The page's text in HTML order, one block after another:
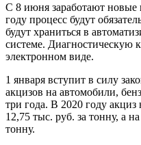
С 8 июня заработают новые
году процесс будут
будут храниться в
системе. Диагностическую
электронном виде.
1 января вступит в силу
акцизов на автомобили,
три года. В 2020 году акциз
12,75 тыс. руб. за тонну, а
тонну.